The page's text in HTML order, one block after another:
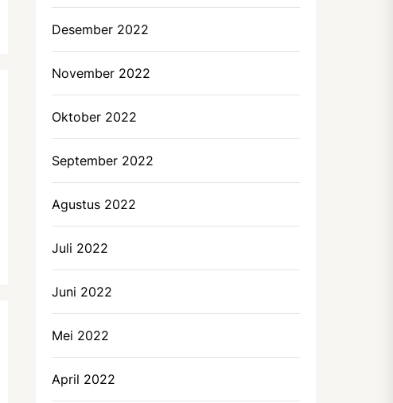
Desember 2022
November 2022
Oktober 2022
September 2022
Agustus 2022
Juli 2022
Juni 2022
Mei 2022
April 2022